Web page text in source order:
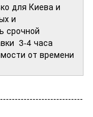
для Киева и
и
срочной
3-4 часа
от времени